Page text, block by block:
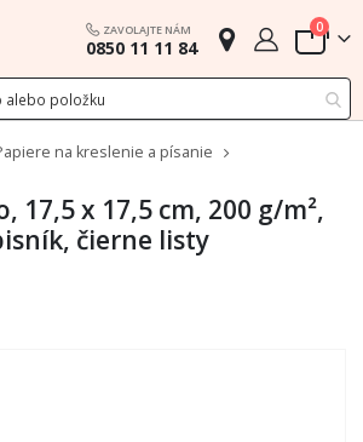
ZAVOLAJTE NÁM
0850 11 11 84 Cart
0
na kreslenie a písanie
17,5 x 17,5 cm, 200 g/m²,
čierne listy